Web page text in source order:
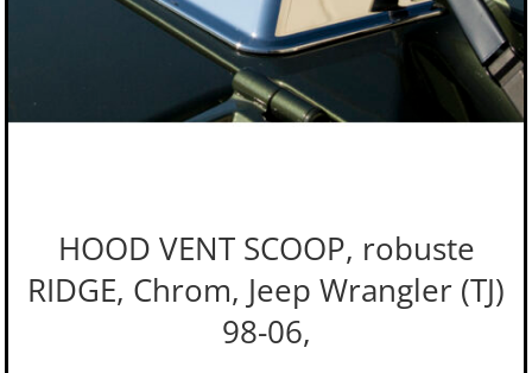
HOOD VENT SCOOP, robuste
RIDGE, Chrom, Jeep Wrangler (TJ)
98-06,